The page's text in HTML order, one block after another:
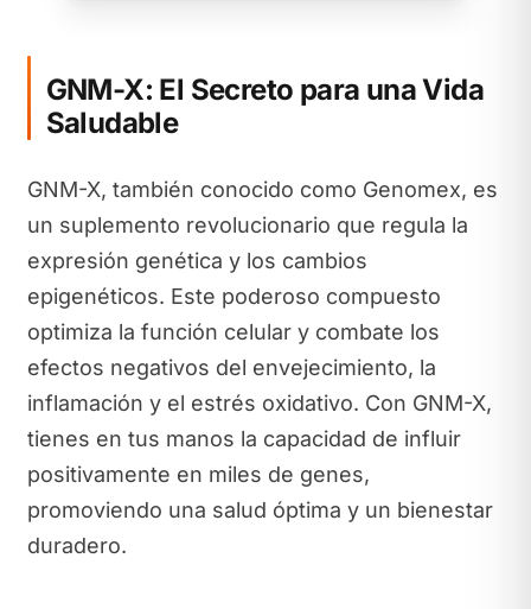
GNM-X: El Secreto para una Vida
Saludable
GNM-X, también conocido como Genomex, es
un suplemento revolucionario que regula la
expresión genética y los cambios
epigenéticos. Este poderoso compuesto
optimiza la función celular y combate los
efectos negativos del envejecimiento, la
inflamación y el estrés oxidativo. Con GNM-X,
tienes en tus manos la capacidad de influir
positivamente en miles de genes,
promoviendo una salud óptima y un bienestar
duradero.